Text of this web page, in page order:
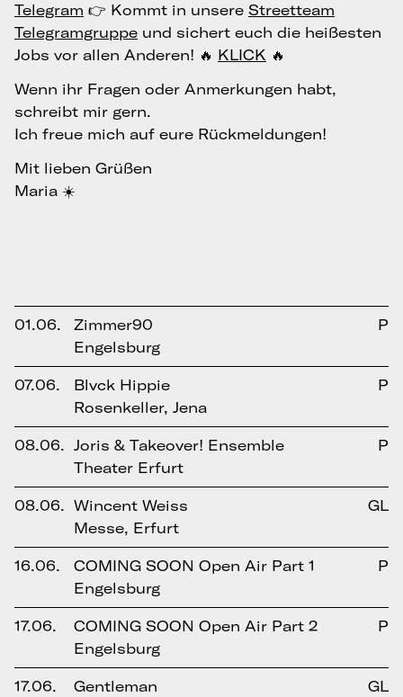
Telegram 👉 Kommt in unsere Streetteam
Telegramgruppe und sichert euch die heißesten
Jobs vor allen Anderen! 🔥 KLICK 🔥
Wenn ihr Fragen oder Anmerkungen habt,
schreibt mir gern.
Ich freue mich auf eure Rückmeldungen!
Mit lieben Grüßen
Maria ☀️
01.06.
Zimmer90
Engelsburg
P
07.06.
Blvck Hippie
Rosenkeller, Jena
P
08.06. Joris & Takeover! Ensemble
Theater Erfurt
P
08.06. Wincent Weiss
Messe, Erfurt
GL
16.06.
COMING SOON Open Air Part 1
Engelsburg
P
17.06.
COMING SOON Open Air Part 2
Engelsburg
P
17.06.
Gentleman
GL